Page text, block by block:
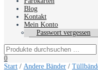
Blog
Kontakt
Mein Konto
Passwort vergessen
0
Start / Andere Bänder /